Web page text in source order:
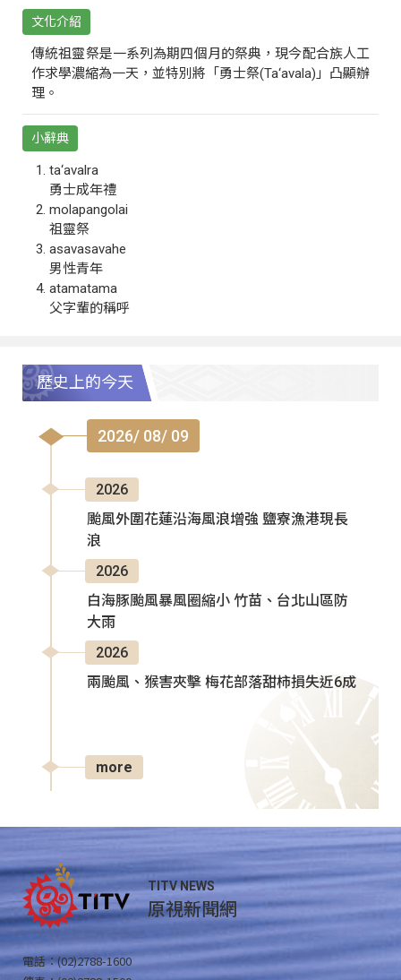
文化介紹
傳統祖靈祭是一系列為期四個月的祭典，現今配合族人工
作求學濃縮為一天，並特別將「勇士祭(Ta‘avala)」凸顯辦
理。
小辭典
ta‘avalra
勇士成年禮
molapangolai
祖靈祭
asavasavahe
男性青年
atamatama
父字輩的稱呼
歷史上的今天
2026/ 08/ 09
2026
颱風外圍花蓮沿海風浪增強 鹽寮漁港現長
浪
2026
白海豚颱風暴風圈縮小 竹苗、台北山區防
大雨
2026
兩颱風、猴害夾擊 梅花部落甜柿損失近6成
more
TITV NEWS
原視新聞網
電話：(02)2788-1600